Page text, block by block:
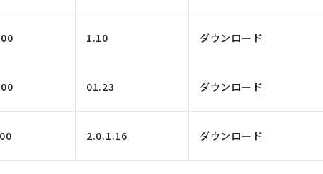
1.10 ダウンロード
01.23 ダウンロード
2.0.1.16 ダウンロード